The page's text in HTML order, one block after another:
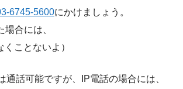
6745-5600にかけましょう。
合には、
くことないよ）
通話可能ですが、IP電話の場合には、